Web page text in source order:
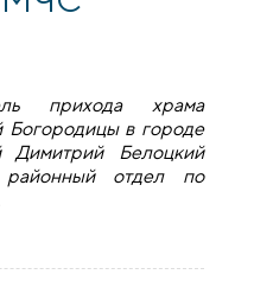
прихода храма
Богородицы в городе
Димитрий Белоцкий
районный отдел по
МЧС